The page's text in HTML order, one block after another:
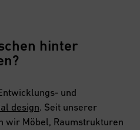
hinter
und
design. Seit unserer
wir Möbel, Raumstrukturen